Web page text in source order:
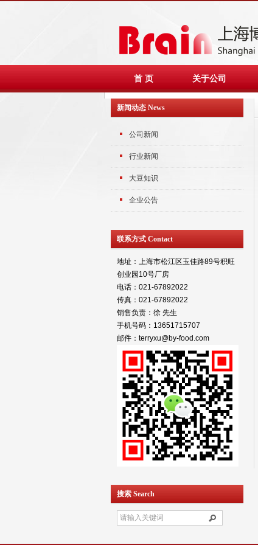
首 页 关于公司
新闻动态 News
公司新闻
行业新闻
大豆知识
企业公告
联系方式 Contact
地址：上海市松江区玉佳路89号积旺
创业园10号厂房
电话：021-67892022
传真：021-67892022
销售负责：徐 先生
手机号码：13651715707
邮件：terryxu@by-food.com
搜索 Search